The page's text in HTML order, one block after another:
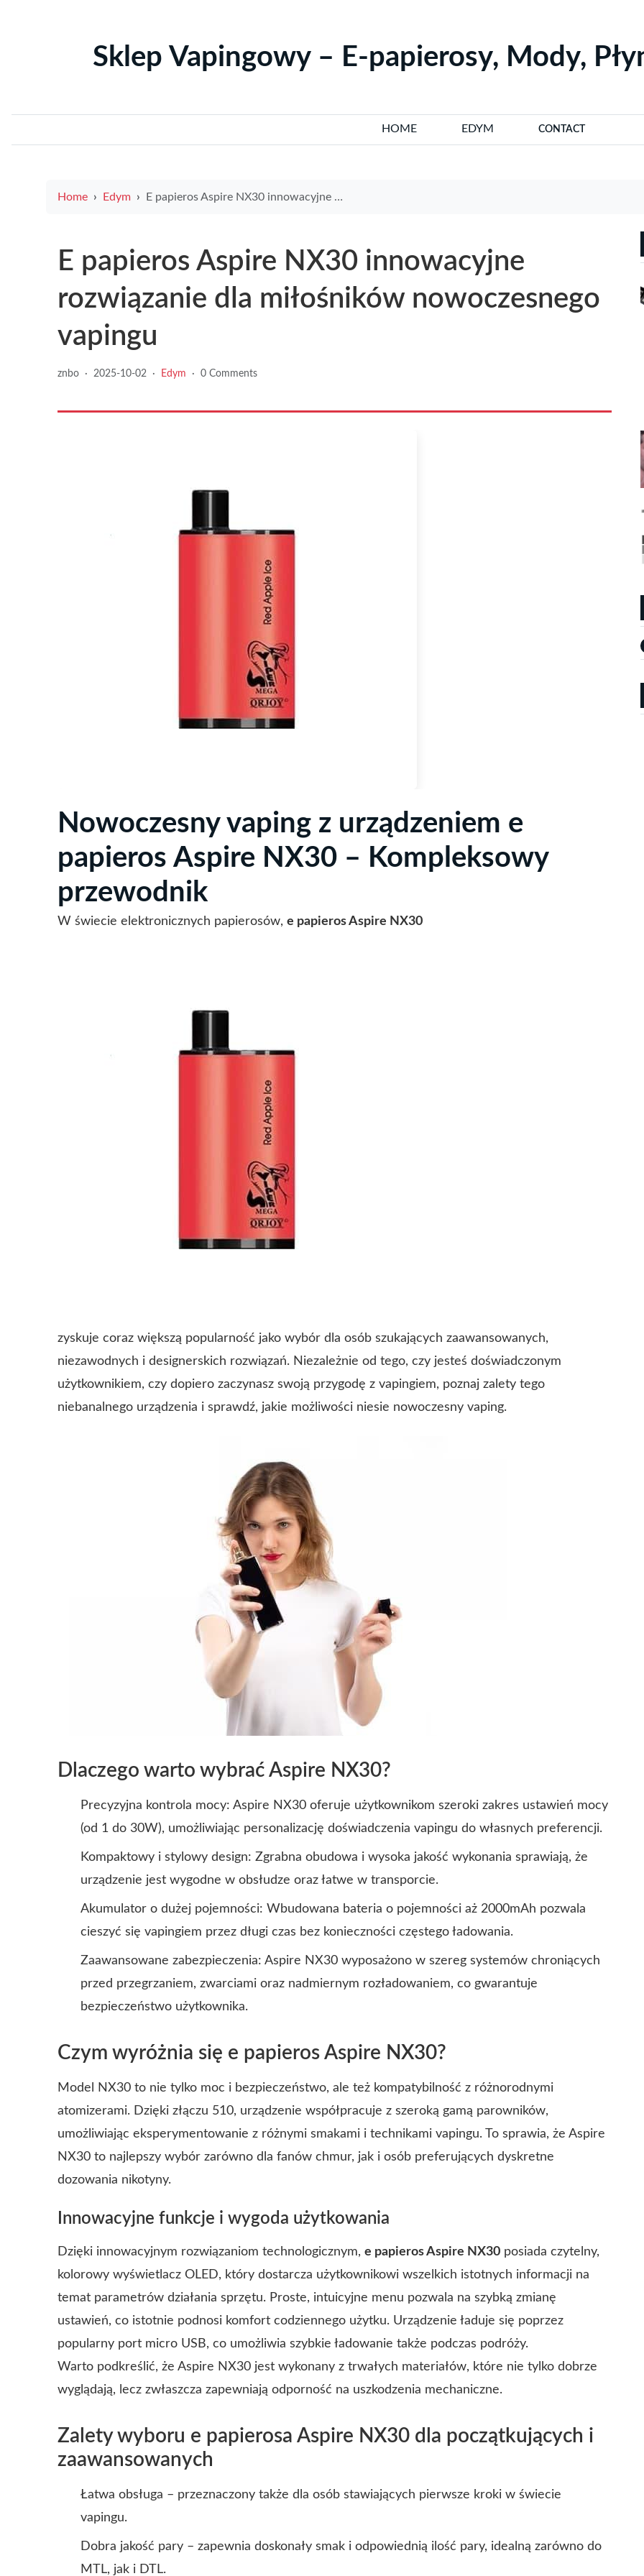
Sklep Vapingowy – E-papierosy, Mody,
HOME EDYM CONTACT
Home Edym E papieros Aspire NX30 innowacyjne rozwiązanie dla miłośników nowoczesnego vapingu
E papieros Aspire NX30 innowacyjne
rozwiązanie dla miłośników nowoczesnego
vapingu
znbo · 2025-10-02 · Edym · 0 Comments
Nowoczesny vaping z urządzeniem e
papieros Aspire NX30 – Kompleksowy
przewodnik
W świecie elektronicznych papierosów, e papieros Aspire NX30
zyskuje coraz większą popularność jako wybór dla osób szukających zaawansowanych,
niezawodnych i designerskich rozwiązań. Niezależnie od tego, czy jesteś doświadczonym
użytkownikiem, czy dopiero zaczynasz swoją przygodę z vapingiem, poznaj zalety tego
niebanalnego urządzenia i sprawdź, jakie możliwości niesie nowoczesny vaping.
Dlaczego warto wybrać Aspire NX30?
Precyzyjna kontrola mocy: Aspire NX30 oferuje użytkownikom szeroki zakres ustawień mocy
(od 1 do 30W), umożliwiając personalizację doświadczenia vapingu do własnych preferencji.
Kompaktowy i stylowy design: Zgrabna obudowa i wysoka jakość wykonania sprawiają, że
urządzenie jest wygodne w obsłudze oraz łatwe w transporcie.
Akumulator o dużej pojemności: Wbudowana bateria o pojemności aż 2000mAh pozwala
cieszyć się vapingiem przez długi czas bez konieczności częstego ładowania.
Zaawansowane zabezpieczenia: Aspire NX30 wyposażono w szereg systemów chroniących
przed przegrzaniem, zwarciami oraz nadmiernym rozładowaniem, co gwarantuje
bezpieczeństwo użytkownika.
Czym wyróżnia się e papieros Aspire NX30?
Model NX30 to nie tylko moc i bezpieczeństwo, ale też kompatybilność z różnorodnymi
atomizerami. Dzięki złączu 510, urządzenie współpracuje z szeroką gamą parowników,
umożliwiając eksperymentowanie z różnymi smakami i technikami vapingu. To sprawia, że Aspire
NX30 to najlepszy wybór zarówno dla fanów chmur, jak i osób preferujących dyskretne
dozowania nikotyny.
Innowacyjne funkcje i wygoda użytkowania
Dzięki innowacyjnym rozwiązaniom technologicznym, e papieros Aspire NX30 posiada czytelny,
kolorowy wyświetlacz OLED, który dostarcza użytkownikowi wszelkich istotnych informacji na
temat parametrów działania sprzętu. Proste, intuicyjne menu pozwala na szybką zmianę
ustawień, co istotnie podnosi komfort codziennego użytku. Urządzenie ładuje się poprzez
popularny port micro USB, co umożliwia szybkie ładowanie także podczas podróży.
Warto podkreślić, że Aspire NX30 jest wykonany z trwałych materiałów, które nie tylko dobrze
wyglądają, lecz zwłaszcza zapewniają odporność na uszkodzenia mechaniczne.
Zalety wyboru e papierosa Aspire NX30 dla początkujących i
zaawansowanych
Łatwa obsługa – przeznaczony także dla osób stawiających pierwsze kroki w świecie
vapingu.
Dobra jakość pary – zapewnia doskonały smak i odpowiednią ilość pary, idealną zarówno do
MTL, jak i DTL.